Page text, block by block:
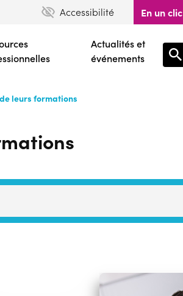
Accessibilité En un clic
Actualités et
événements
leurs formations